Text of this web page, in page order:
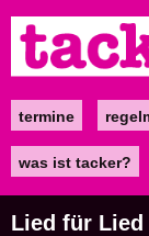
zum
Inhalt
Maintermine
was ist tacker?
Lied für